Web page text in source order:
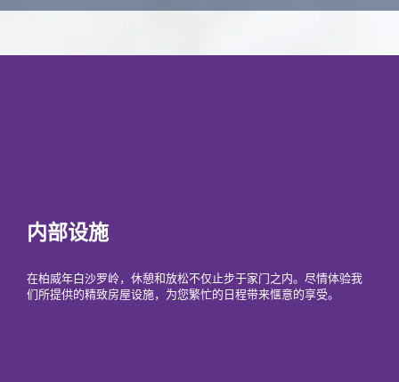
内部设施
在柏威年白沙罗岭，休憩和放松不仅止步于家门之内。尽情体验我
们所提供的精致房屋设施，为您繁忙的日程带来惬意的享受。